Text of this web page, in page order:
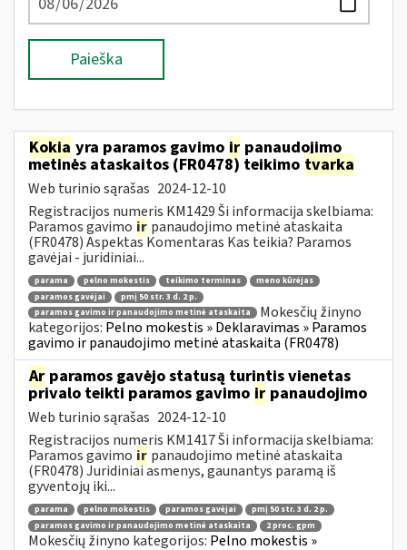
Paieška
Kokia yra paramos gavimo ir panaudojimo
metinės ataskaitos (FR0478) teikimo tvarka
Web turinio sąrašas 2024-12-10
Registracijos numeris KM1429 Ši informacija skelbiama:
Paramos gavimo ir panaudojimo metinė ataskaita
(FR0478) Aspektas Komentaras Kas teikia? Paramos
gavėjai - juridiniai...
parama pelno mokestis teikimo terminas
meno kūrėjas
paramos gavėjai
pmį 50 str. 3 d. 2 p.
paramos gavimo ir panaudojimo metinė ataskaita
Mokesčių žinyno
kategorijos: Pelno mokestis » Deklaravimas » Paramos
gavimo ir panaudojimo metinė ataskaita (FR0478)
Ar paramos gavėjo statusą turintis vienetas
privalo teikti paramos gavimo ir panaudojimo
Web turinio sąrašas 2024-12-10
Registracijos numeris KM1417 Ši informacija skelbiama:
Paramos gavimo ir panaudojimo metinė ataskaita
(FR0478) Juridiniai asmenys, gaunantys paramą iš
gyventojų iki...
parama pelno mokestis paramos gavėjai
pmį 50 str. 3 d. 2 p.
paramos gavimo ir panaudojimo metinė ataskaita
2 proc. gpm
Mokesčių žinyno kategorijos: Pelno mokestis »